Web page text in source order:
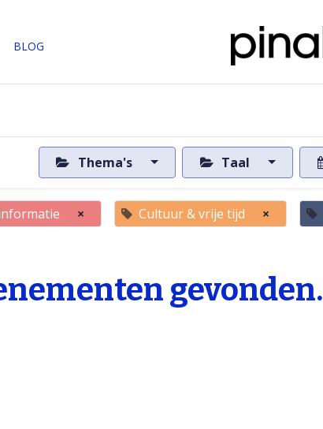
​BLOG
Thema's Taal
× Cultuur & vrije tijd ×
gevonden.